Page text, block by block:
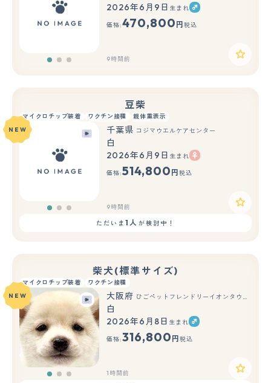
もっと見る
2026年6月9日 生まれ
価格:470,800 円 税込
9時間前
豆柴
マイクロチップ装着 ワクチン接種 親体重表示
もっと見る
NEW 千葉県 コジマウエルケアセンター
白
2026年6月9日 生まれ
価格:514,800 円 税込
9時間前
ただいま1人 が検討中！
柴犬(標準サイズ)
マイクロチップ装着 ワクチン接種
もっと見る
NEW 大阪府 ひごペットフレンドリーイオンタウン豊中庄内店
白
2026年6月8日 生まれ
価格:316,800 円 税込
1時間前